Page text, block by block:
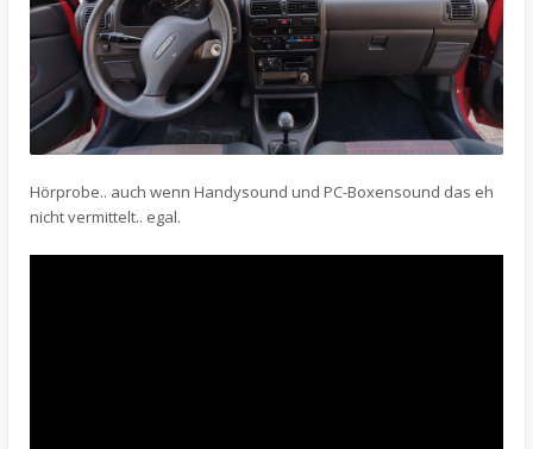
Hörprobe.. auch wenn Handysound und PC-Boxensound das eh
nicht vermittelt.. egal.